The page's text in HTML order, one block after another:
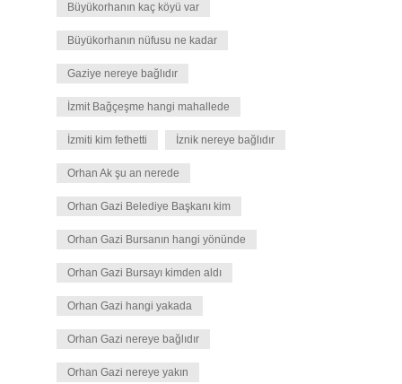
Büyükorhanın kaç köyü var
Büyükorhanın nüfusu ne kadar
Gaziye nereye bağlıdır
İzmit Bağçeşme hangi mahallede
İzmiti kim fethetti İznik nereye bağlıdır
Orhan Ak şu an nerede
Orhan Gazi Belediye Başkanı kim
Orhan Gazi Bursanın hangi yönünde
Orhan Gazi Bursayı kimden aldı
Orhan Gazi hangi yakada
Orhan Gazi nereye bağlıdır
Orhan Gazi nereye yakın